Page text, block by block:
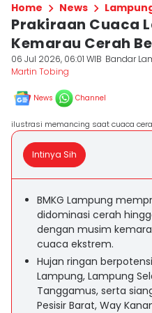
Home News
Prakiraan Cuaca
Kemarau Cerah
06 Jul 2026, 06:01 WIB Bandar
Martin Tobing
News Channel
ilustrasi memancing saat cuaca
Intinya Sih
BMKG Lampung
didominasi cerah
dengan musim
cuaca ekstrem.
Hujan ringan
Lampung, Lampung
Tanggamus, serta
Pesisir Barat, Way